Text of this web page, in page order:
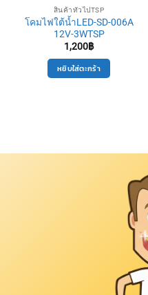
สินค้าทั่วไปTSP
โคมไฟใต้น้ำLED-SD-006A
12V-3WTSP
1,200฿
หยิบใส่ตะกร้า